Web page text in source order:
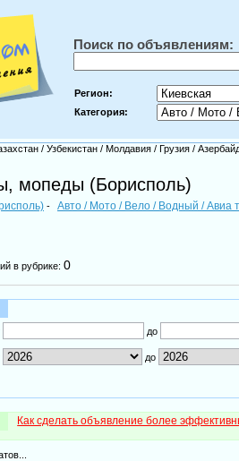
Поиск по объявлениям:
Регион:
Категория:
/ Узбекистан / Молдавия / Грузия /
мопеды (Борисполь)
- Авто / Мото / Вело / Водный / Авиа
в рубрике:0
до
до
Как сделать объявление более